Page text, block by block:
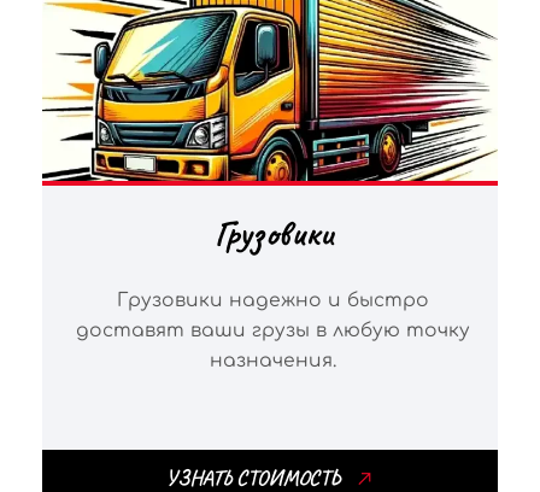
Грузовики
Грузовики надежно и быстро
доставят ваши грузы в любую точку
назначения.
УЗНАТЬ СТОИМОСТЬ